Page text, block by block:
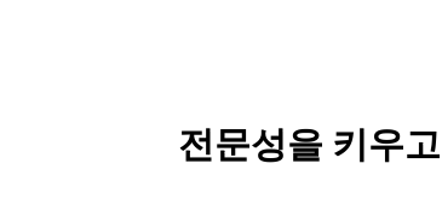
전문성을 키우